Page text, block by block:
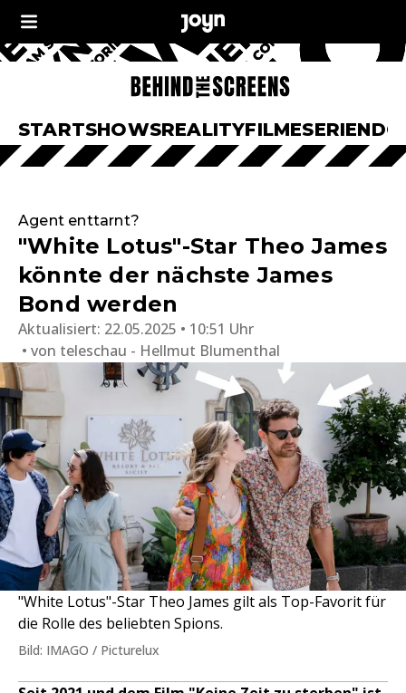
STARTSHOWSREALITYFILMESERIEN
Agent enttarnt?
"White Lotus"-Star Theo James
könnte der nächste James
Bond werden
Aktualisiert: 22.05.2025 • 10:51 Uhr
von teleschau - Hellmut Blumenthal
"White Lotus"-Star Theo James gilt als Top-Favorit für
die Rolle des beliebten Spions.
Bild: IMAGO / Picturelux